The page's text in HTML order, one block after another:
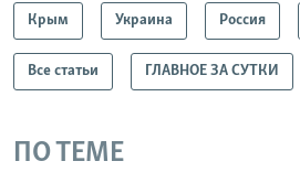
Крым Украина Россия
Все статьи ГЛАВНОЕ ЗА СУТКИ
ПО ТЕМЕ